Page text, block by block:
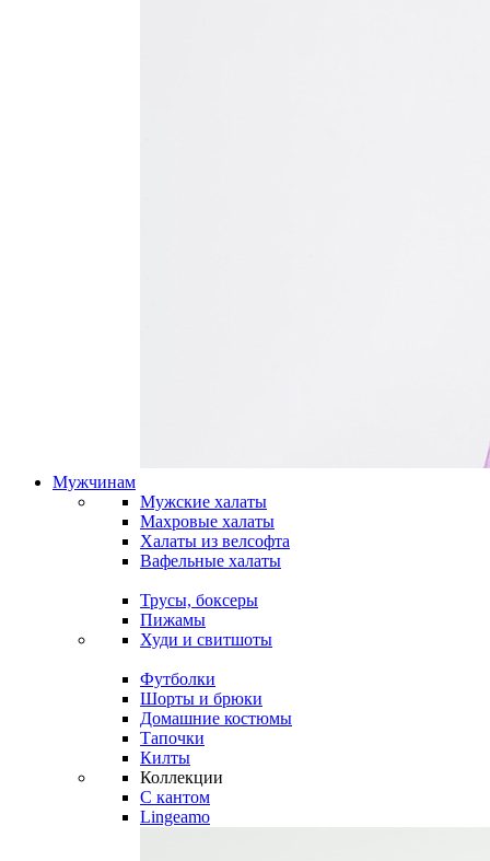
Мужчинам
Мужские халаты
Махровые халаты
Халаты из велсофта
Вафельные халаты
Трусы, боксеры
Пижамы
Худи и свитшоты
Футболки
Шорты и брюки
Домашние костюмы
Тапочки
Килты
Коллекции
C кантом
Lingeamo